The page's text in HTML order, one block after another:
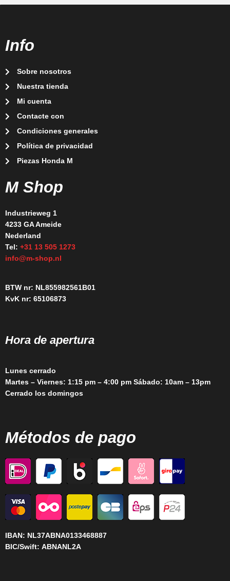
Info
Sobre nosotros
Nuestra tienda
Mi cuenta
Contacte con
Condiciones generales
Política de privacidad
Piezas Honda M
M Shop
Industrieweg 1
4233 GA Ameide
Nederland
Tel: +31 13 505 1273
info@m-shop.nl
BTW nr: NL855982561B01
KvK nr: 65106873
Hora de apertura
Lunes cerrado
Martes – Viernes: 1:15 pm – 4:00 pm Sábado: 10am – 13pm
Cerrado los domingos
Métodos de pago
IBAN: NL37ABNA0133468887
BIC/Swift: ABNANL2A